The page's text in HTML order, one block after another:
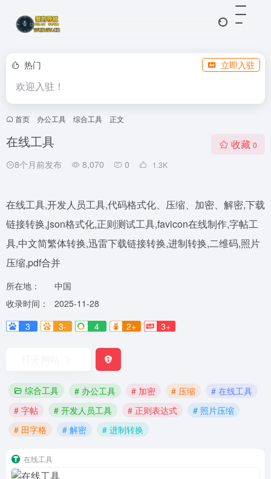
热门 立即入驻
欢迎入驻！
首页 办公工具 综合工具 正文
在线工具
8个月前发布 8,070 0 1.3K
收藏 0
在线工具,开发人员工具,代码格式化、压缩、加密、解密,下载
链接转换,json格式化,正则测试工具,favicon在线制作,字帖工
具,中文简繁体转换,迅雷下载链接转换,进制转换,二维码,照片
压缩,pdf合并
所在地：
中国
收录时间：
2025-11-28
3
3- 4 2+ 3+
综合工具 # 办公工具 # 加密 # 压缩
# 在线工具
# 字帖
# 开发人员工具 # 正则表达式
# 照片压缩
# 田字格
# 解密 # 进制转换
在线工具